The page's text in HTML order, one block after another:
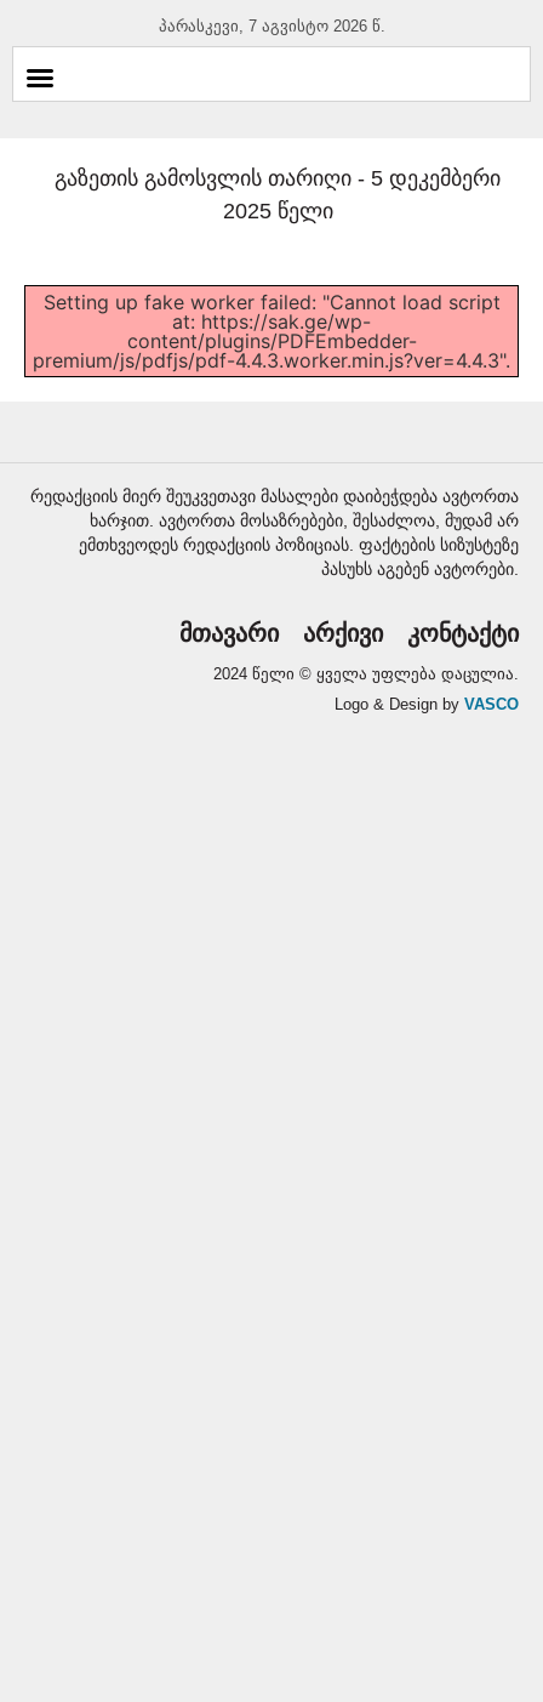
პარასკევი, 7 აგვისტო 2026 წ.
გაზეთის გამოსვლის თარიღი - 5 დეკემბერი
2025 წელი
Setting up fake worker failed: "Cannot load script
at: https://sak.ge/wp-
content/plugins/PDFEmbedder-
premium/js/pdfjs/pdf-4.4.3.worker.min.js?ver=4.4.3".
რედაქციის მიერ შეუკვეთავი მასალები დაიბეჭდება ავტორთა
ხარჯით. ავტორთა მოსაზრებები, შესაძლოა, მუდამ არ
ემთხვეოდეს რედაქციის პოზიციას. ფაქტების სიზუსტეზე
პასუხს აგებენ ავტორები.
მთავარი არქივი კონტაქტი
2024 წელი © ყველა უფლება დაცულია.
Logo & Design by VASCO